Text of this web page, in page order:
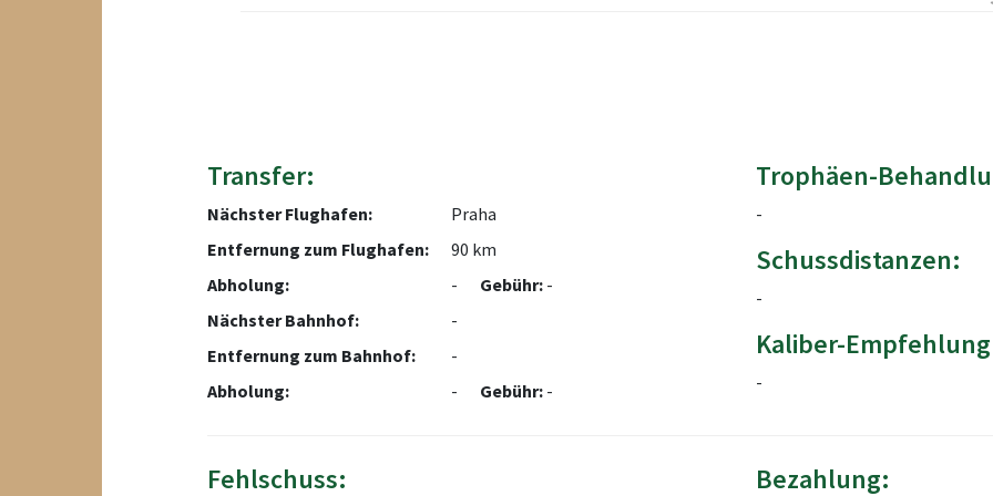
Transfer:
Nächster Flughafen:
Praha
Entfernung zum Flughafen:
90 km
Abholung:
- Gebühr: -
Nächster Bahnhof:
-
Entfernung zum Bahnhof:
-
Abholung:
- Gebühr: -
Trophäen-
-
Schussdistanzen:
-
Kaliber-
-
Fehlschuss: Bezahlung: